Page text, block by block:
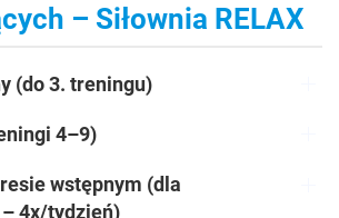
– Siłownia RELAX
(do 3. treningu)
4–9)
wstępnym (dla
4x/tydzień)